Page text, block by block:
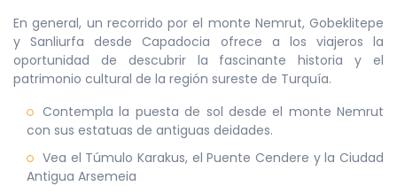
En general, un recorrido por el monte Nemrut, Gobeklitepe
y Sanliurfa desde Capadocia ofrece a los viajeros la
oportunidad de descubrir la fascinante historia y el
patrimonio cultural de la región sureste de Turquía.
Contempla la puesta de sol desde el monte Nemrut
con sus estatuas de antiguas deidades.
Vea el Túmulo Karakus, el Puente Cendere y la Ciudad
Antigua Arsemeia